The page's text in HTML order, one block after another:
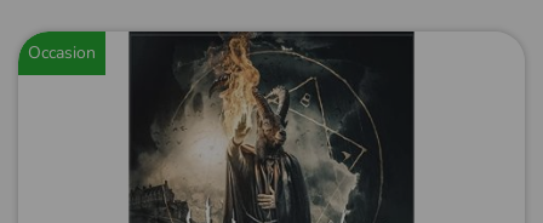
Occasion